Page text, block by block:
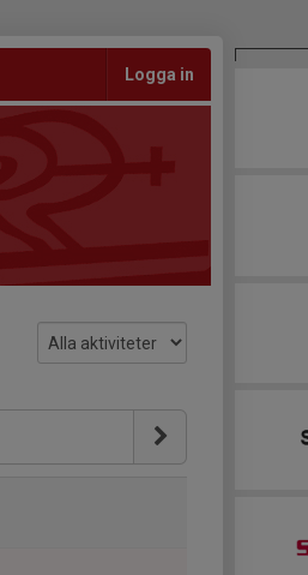
Logga in